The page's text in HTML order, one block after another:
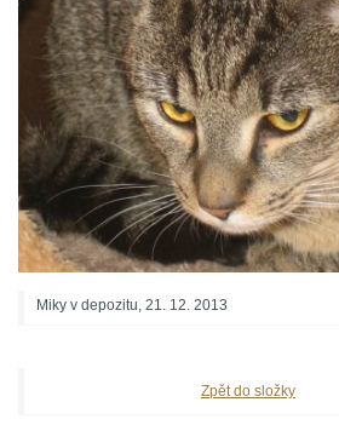
Miky v depozitu, 21. 12. 2013
Zpět do složky